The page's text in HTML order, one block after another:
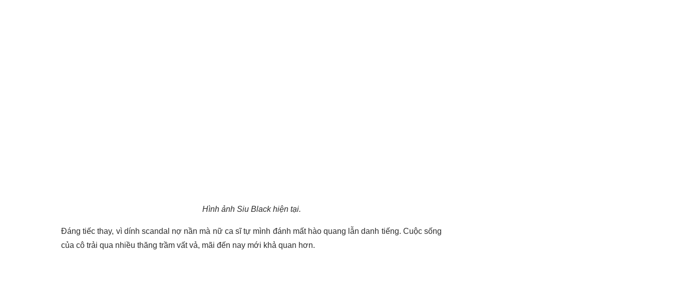
Hình ảnh Siu Black hiện tại.
Đáng tiếc thay, vì dính scandal nợ nần mà nữ ca sĩ tự mình đánh mất hào quang lẫn danh tiếng. Cuộc sống
của cô trải qua nhiều thăng trầm vất vả, mãi đến nay mới khả quan hơn.